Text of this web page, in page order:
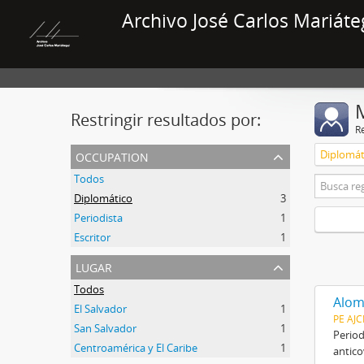
Archivo José Carlos
Restringir resultados por:
occupation
Todos
Diplomático
3
Periodista
1
Escritor
1
lugar
Todos
El Salvador
1
San Salvador
1
Centroamérica y El Caribe
1
PE